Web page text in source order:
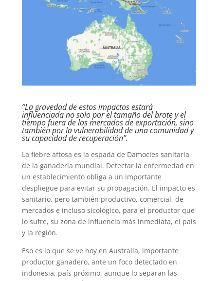
“La gravedad de estos impactos estará
influenciada no solo por el tamaño del brote y el
tiempo fuera de los mercados de exportación, sino
también por la vulnerabilidad de una comunidad y
su capacidad de recuperación”.
La fiebre aftosa es la espada de Damocles sanitaria
de la ganadería mundial. Detectar la enfermedad en
un establecimiento obliga a un importante
despliegue para evitar su propagación. El impacto es
sanitario, pero también productivo, comercial, de
mercados e incluso sicológico, para el productor que
lo sufre, su zona de influencia más inmediata, el país
y la región.
Eso es lo que se ve hoy en Australia, importante
productor ganadero, ante un foco detectado en
indonesia, país próximo, aunque lo separan las